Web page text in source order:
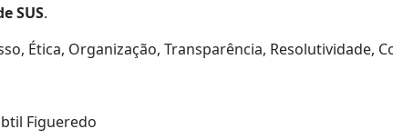
SUS.
Ética, Organização, Transparência, Resolutividade,
Figueredo